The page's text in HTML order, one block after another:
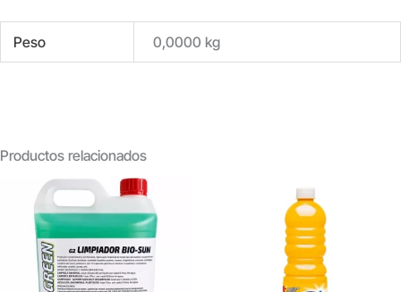
Peso 0,0000 kg
Productos relacionados